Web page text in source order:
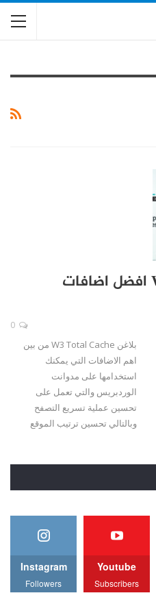
بلاغن W3 Total Cache افضل اضافات
بلاغن W3 Total Cache من بين
اهم الاضافات التي يمكنك
استخدامها على مدوانت
الوردبريس والتي تعمل على
تحسين عملية تسريع التصفح
وبالتالي تحسين ترتيب الموقع
Youtube
Subscribers
Instagram
Followers